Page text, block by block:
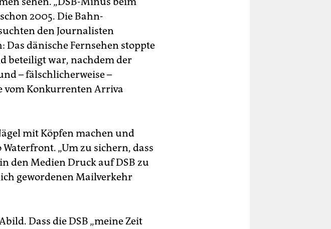
2005. Die Bahn-
den Journalisten
Das dänische Fernsehen stoppte
beteiligt war, nachdem der
– fälschlicherweise –
vom Konkurrenten Arriva
mit Köpfen machen und
„Um zu sichern, dass
den Medien Druck auf DSB zu
gewordenen Mailverkehr
Dass die DSB „meine Zeit